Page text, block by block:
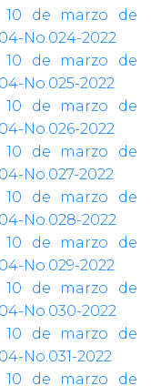
10 de marzo de
No.024-2022
10 de marzo de
No.025-2022
10 de marzo de
No.026-2022
10 de marzo de
No.027-2022
10 de marzo de
No.028-2022
10 de marzo de
No.029-2022
10 de marzo de
No.030-2022
10 de marzo de
No.031-2022
10 de marzo de